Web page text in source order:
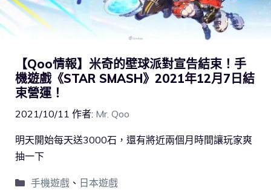
【Qoo情報】米奇的壁球派對宣告結束！手
機遊戲《STAR SMASH》2021年12月7日結
束營運！
2021/10/11 作者: Mr. Qoo
明天開始每天送3000石，還有將近兩個月時間讓玩家爽
抽一下
手機遊戲、 日本遊戲